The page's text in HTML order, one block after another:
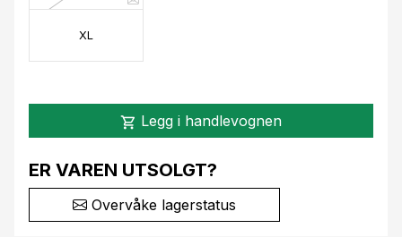
XL
shopping_cart Legg i handlevognen
ER VAREN UTSOLGT?
Overvåke lagerstatus